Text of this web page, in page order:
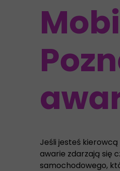
Jeśli jesteś
awarie zdarzają się
samochodowego,